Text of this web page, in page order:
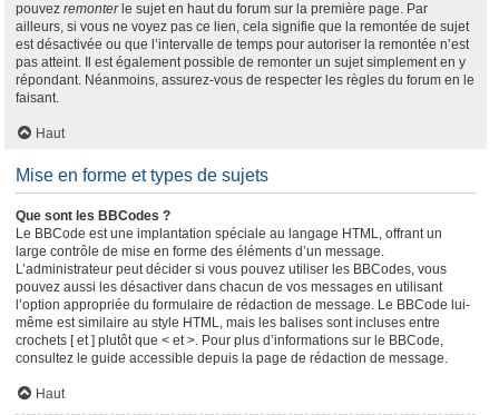
pouvez remonterle sujet en haut du forum sur la première page. Par
ailleurs, si vous ne voyez pas ce lien, cela signifie que la remontée de sujet
est désactivée ou que l’intervalle de temps pour autoriser la remontée n’est
pas atteint. Il est également possible de remonter un sujet simplement en y
répondant. Néanmoins, assurez-vous de respecter les règles du forum en le
faisant.
Haut
Mise en forme et types de sujets
Que sont les BBCodes ?
Le BBCode est une implantation spéciale au langage HTML, offrant un
large contrôle de mise en forme des éléments d’un message.
L’administrateur peut décider si vous pouvez utiliser les BBCodes, vous
pouvez aussi les désactiver dans chacun de vos messages en utilisant
l’option appropriée du formulaire de rédaction de message. Le BBCode lui-
même est similaire au style HTML, mais les balises sont incluses entre
crochets [ et ] plutôt que < et >. Pour plus d’informations sur le BBCode,
consultez le guide accessible depuis la page de rédaction de message.
Haut